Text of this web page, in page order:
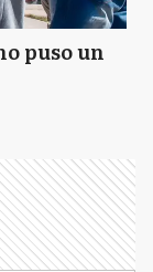
puso un